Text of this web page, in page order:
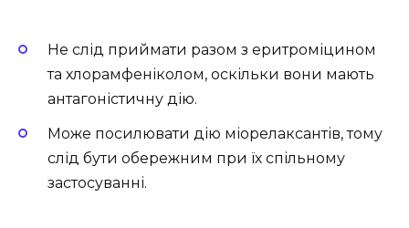
Не слід приймати разом з еритроміцином
та хлорамфеніколом, оскільки вони мають
антагоністичну дію.
Може посилювати дію міорелаксантів, тому
слід бути обережним при їх спільному
застосуванні.